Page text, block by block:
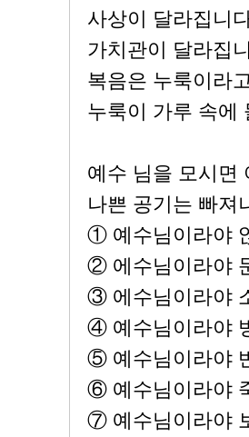
사상이 달라집니
가치관이 달라집
복음은 누룩이라
누룩이 가루 속에
예수 님을 모시면
나쁜 공기는 빠져
① 예수님이라야
② 에수님이라야
③ 에수님이라야
④ 예수님이라야
⑤ 예수님이라야
⑥ 예수님이라야
⑦ 예수님이라야